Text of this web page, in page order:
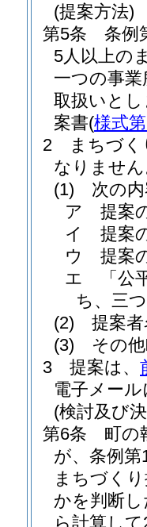
(提案方法)
第5条
条例
5人以上の
一つの事
取扱いと
案書(様式
2
まちづ
なりませ
(1)
次の
ア
提案
イ
提案
ウ
提案
エ
「
ち、三
(2)
提案
(3)
その
3
提案は、
電子メー
(検討及び
第6条
町の
が、条例
まちづく
かを判断
ら計算し